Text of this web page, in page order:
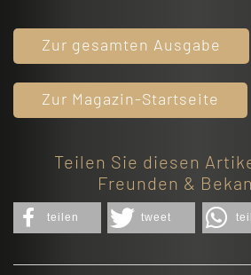
Zur gesamten Ausgabe
Zur Magazin-Startseite
Teilen Sie diesen
Freunden &
teilen tweet